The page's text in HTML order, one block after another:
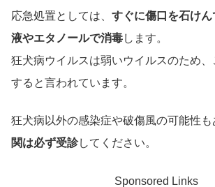
応急処置としては、 すぐに傷口を石け
液やエタノールで消毒します。
狂犬病ウイルスは弱いウイルスのため
すると言われています。
狂犬病以外の感染症や破傷風の可能性も
関は必ず受診してください。
Sponsored Links